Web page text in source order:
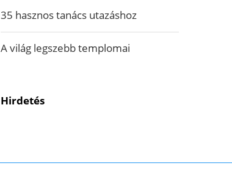
35 hasznos tanács utazáshoz
A világ legszebb templomai
Hirdetés